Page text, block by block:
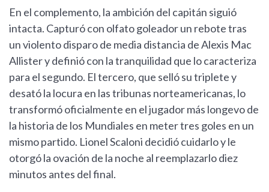
En el complemento, la ambición del capitán siguió
intacta. Capturó con olfato goleador un rebote tras
un violento disparo de media distancia de Alexis Mac
Allister y definió con la tranquilidad que lo caracteriza
para el segundo. El tercero, que selló su triplete y
desató la locura en las tribunas norteamericanas, lo
transformó oficialmente en el jugador más longevo de
la historia de los Mundiales en meter tres goles en un
mismo partido. Lionel Scaloni decidió cuidarlo y le
otorgó la ovación de la noche al reemplazarlo diez
minutos antes del final.